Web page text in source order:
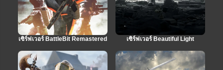
เซิร์ฟเวอร์ BattleBit Remastered เซิร์ฟเวอร์ Beautiful Light